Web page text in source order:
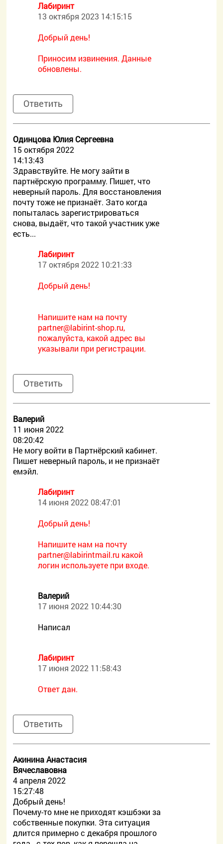
Лабиринт
13 октября 2023 14:15:15
Добрый день!
Приносим извинения. Данные
обновлены.
Ответить
Одинцова Юлия Сергеевна
15 октября 2022
14:13:43
Здравствуйте. Не могу зайти в
партнёрскую программу. Пишет, что
неверный пароль. Для восстановления
почту тоже не признаёт. Зато когда
попыталась зарегистрироваться
снова, выдаёт, что такой участник уже
есть...
Лабиринт
17 октября 2022 10:21:33
Добрый день!
Напишите нам на почту
partner@labirint-shop.ru,
пожалуйста, какой адрес вы
указывали при регистрации.
Ответить
Валерий
11 июня 2022
08:20:42
Не могу войти в Партнёрский кабинет.
Пишет неверный пароль, и не признаёт
емэйл.
Лабиринт
14 июня 2022 08:47:01
Добрый день!
Напишите нам на почту
partner@labirintmail.ru какой
логин используете при входе.
Валерий
17 июня 2022 10:44:30
Написал
Лабиринт
17 июня 2022 11:58:43
Ответ дан.
Ответить
Акинина Анастасия
Вячеславовна
4 апреля 2022
15:27:48
Добрый день!
Почему-то мне не приходят кэшбэки за
собственные покупки. Эта ситуация
длится примерно с декабря прошлого